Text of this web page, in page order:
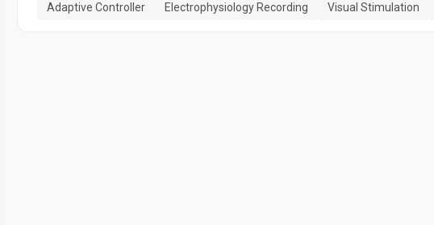
Adaptive Controller
Electrophysiology Recording Visual Stimulation